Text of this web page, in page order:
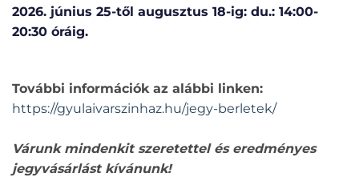
2026. június 25-től augusztus 18-ig: du.: 14:00-
20:30 óráig.
További információk az alábbi linken:
https://gyulaivarszinhaz.hu/jegy-berletek/
Várunk mindenkit szeretettel és eredményes
jegyvásárlást kívánunk!